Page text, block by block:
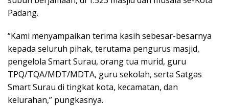
Padang.
“Kami menyampaikan terima kasih sebesar-besarnya
kepada seluruh pihak, terutama pengurus masjid,
pengelola Smart Surau, orang tua murid, guru
TPQ/TQA/MDT/MDTA, guru sekolah, serta Satgas
Smart Surau di tingkat kota, kecamatan, dan
kelurahan,” pungkasnya.